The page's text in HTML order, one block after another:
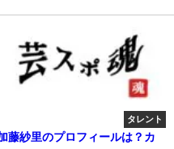
タレント
藤紗里のプロフィールは？カ